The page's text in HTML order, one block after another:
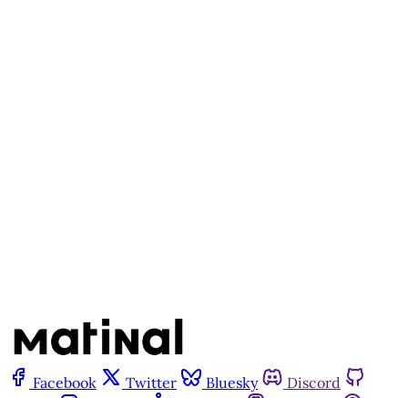
Facebook Twitter Bluesky
Discord